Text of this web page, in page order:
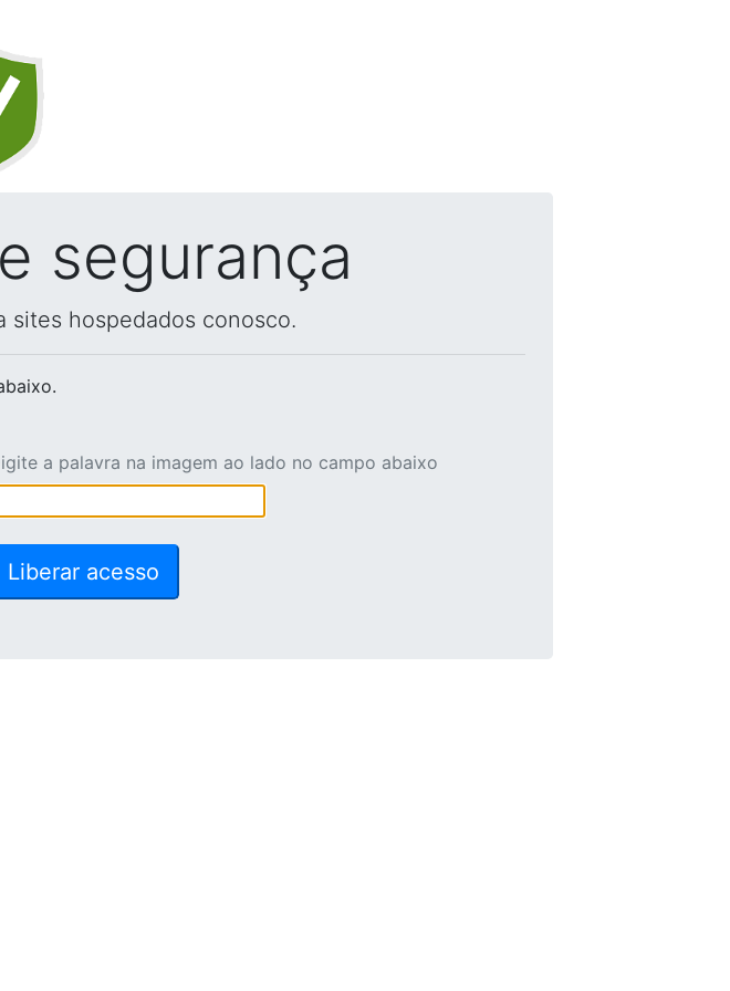
segurança
sites hospedados conosco.
a palavra na imagem ao lado no campo abaixo